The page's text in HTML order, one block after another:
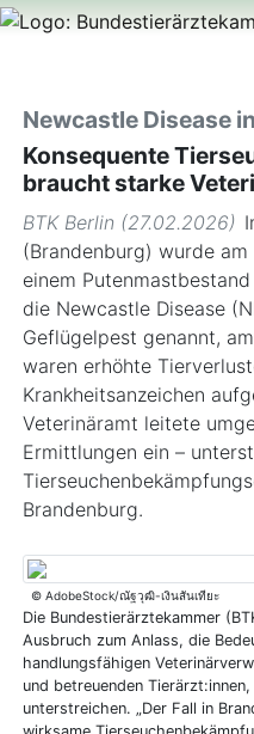
Newcastle Disease
Konsequente
braucht starke
BTK Berlin (27.02.2026)
(Brandenburg) wurde
einem
die Newcastle Disease
Geflügelpest genannt,
waren erhöhte
Krankheitsanzeichen
Veterinäramt leitete
Ermittlungen ein –
Brandenburg.
© AdobeStock/ณัฐวุฒิ-เงินสันเทียะ
Die Bundestierärztekammer
Ausbruch zum Anlass, die
handlungsfähigen
und betreuenden
unterstreichen. „Der Fall in